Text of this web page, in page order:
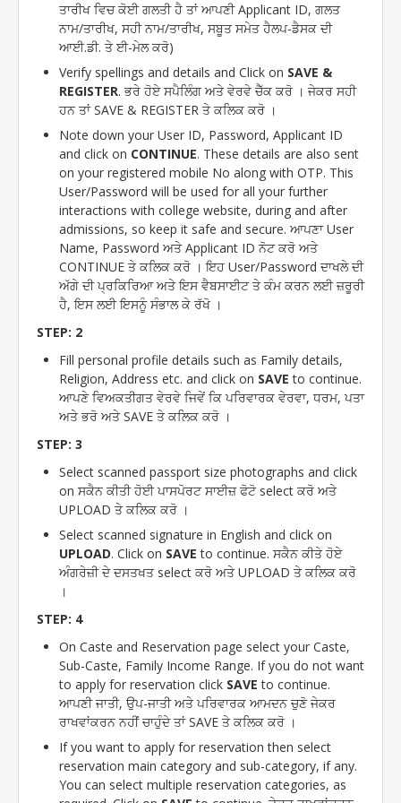
ਤਾਰੀਖ ਵਿਚ ਕੋਈ ਗਲਤੀ ਹੈ ਤਾਂ ਆਪਣੀ Applicant ID, ਗਲਤ
ਨਾਮ/ਤਾਰੀਖ, ਸਹੀ ਨਾਮ/ਤਾਰੀਖ, ਸਬੂਤ ਸਮੇਤ ਹੈਲਪ-ਡੈਸਕ ਦੀ
ਆਈ.ਡੀ. ਤੇ ਈ-ਮੇਲ ਕਰੋ)
Verify spellings and details and Click on SAVE &
REGISTER. ਭਰੇ ਹੋਏ ਸਪੈਲਿੰਗ ਅਤੇ ਵੇਰਵੇ ਚੈੱਕ ਕਰੋ । ਜੇਕਰ ਸਹੀ
ਹਨ ਤਾਂ SAVE & REGISTER ਤੇ ਕਲਿਕ ਕਰੋ ।
Note down your User ID, Password, Applicant ID
and click on CONTINUE. These details are also sent
on your registered mobile No along with OTP. This
User/Password will be used for all your further
interactions with college website, during and after
admissions, so keep it safe and secure. ਆਪਣਾ User
Name, Password ਅਤੇ Applicant ID ਨੋਟ ਕਰੋ ਅਤੇ
CONTINUE ਤੇ ਕਲਿਕ ਕਰੋ । ਇਹ User/Password ਦਾਖਲੇ ਦੀ
ਅੱਗੇ ਦੀ ਪ੍ਰਕਿਰਿਆ ਅਤੇ ਇਸ ਵੈਬਸਾਈਟ ਤੇ ਕੰਮ ਕਰਨ ਲਈ ਜ਼ਰੂਰੀ
ਹੈ, ਇਸ ਲਈ ਇਸਨੂੰ ਸੰਭਾਲ ਕੇ ਰੱਖੋ ।
STEP: 2
Fill personal profile details such as Family details,
Religion, Address etc. and click on SAVE to continue.
ਆਪਣੇ ਵਿਅਕਤੀਗਤ ਵੇਰਵੇ ਜਿਵੇਂ ਕਿ ਪਰਿਵਾਰਕ ਵੇਰਵਾ, ਧਰਮ, ਪਤਾ
ਅਤੇ ਭਰੋ ਅਤੇ SAVE ਤੇ ਕਲਿਕ ਕਰੋ ।
STEP: 3
Select scanned passport size photographs and click
on ਸਕੈਨ ਕੀਤੀ ਹੋਈ ਪਾਸਪੋਰਟ ਸਾਈਜ਼ ਫੋਟੋ select ਕਰੋ ਅਤੇ
UPLOAD ਤੇ ਕਲਿਕ ਕਰੋ ।
Select scanned signature in English and click on
UPLOAD. Click on SAVE to continue. ਸਕੈਨ ਕੀਤੇ ਹੋਏ
ਅੰਗਰੇਜ਼ੀ ਦੇ ਦਸਤਖਤ select ਕਰੋ ਅਤੇ UPLOAD ਤੇ ਕਲਿਕ ਕਰੋ
।
STEP: 4
On Caste and Reservation page select your Caste,
Sub-Caste, Family Income Range. If you do not want
to apply for reservation click SAVE to continue.
ਆਪਣੀ ਜਾਤੀ, ਉਪ-ਜਾਤੀ ਅਤੇ ਪਰਿਵਾਰਕ ਆਮਦਨ ਚੁਣੋ ਜੇਕਰ
ਰਾਖਵਾਂਕਰਨ ਨਹੀਂ ਚਾਹੁੰਦੇ ਤਾਂ SAVE ਤੇ ਕਲਿਕ ਕਰੋ ।
If you want to apply for reservation then select
reservation main category and sub-category, if any.
You can select multiple reservation categories, as